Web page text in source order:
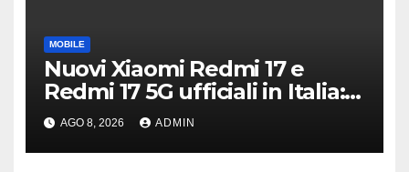
MOBILE
Nuovi Xiaomi Redmi 17 e
Redmi 17 5G ufficiali in Italia:
specifiche tecniche,
differenze e prezzi
AGO 8, 2026 ADMIN